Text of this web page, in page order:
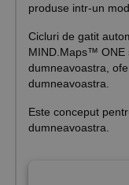
produse intr-un
Cicluri de gatit
MIND.Maps™ ONE
dumneavoastra,
dumneavoastra.
Este conceput
dumneavoastra.